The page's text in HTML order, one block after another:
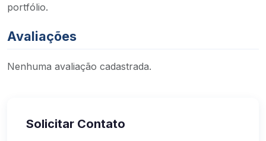
portfólio.
Avaliações
Nenhuma avaliação cadastrada.
Solicitar Contato